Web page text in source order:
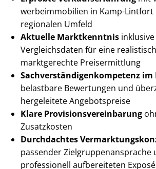
wer­be­im­mo­bi­li­en in Kamp-Lintfort
regionalen Umfeld
Aktuelle Marktkenntnis
Vergleichsdaten für eine
marktgerechte Preisermittlung
Sach­ver­stän­di­gen­kom­pe­tenz im
belastbare Bewertungen und
hergeleitete Angebotspreise
Klare Pro­vi­si­ons­ver­ein­ba­rung
Zusatzkosten
Durchdachtes
passender Ziel­grup­pen­an­spra­che
professionell aufbereiteten